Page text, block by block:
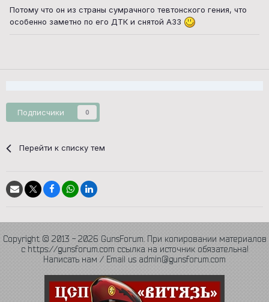
Потому что он из страны сумрачного тевтонского гения, что
особенно заметно по его ДТК и снятой АЗЗ
Подписчики 0
Перейти к списку тем
Copyright © 2013 - 2026 GunsForum. При копировании материалов
с https://gunsforum.com ссылка на источник обязательна!
Написать нам / Email us admin@gunsforum.com